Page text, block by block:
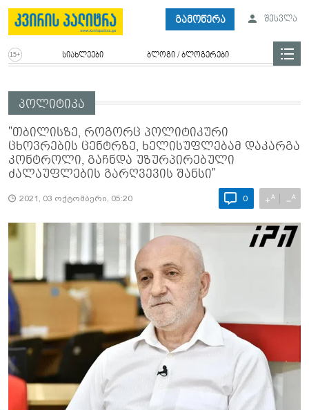
გამოწერა შესვლა
სიახლეები ბლოგი / ბლოგერები
პოლიტიკა
"თბილისზე, როგორც პოლიტიკური
ცხოვრების ცენტრზე, ხელისუფლებამ დაკარგა
კონტროლი, გაჩნდა უზურპირებული
ძალაუფლების გარღვევის შანსი"
2021, 03 ოქტომბერი, 05:20 0 +A −A